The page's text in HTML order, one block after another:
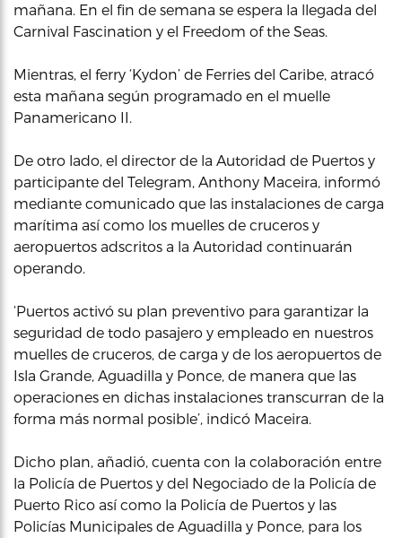
mañana. En el fin de semana se espera la llegada del
Carnival Fascination y el Freedom of the Seas.
Mientras, el ferry ‘Kydon’ de Ferries del Caribe, atracó
esta mañana según programado en el muelle
Panamericano II.
De otro lado, el director de la Autoridad de Puertos y
participante del Telegram, Anthony Maceira, informó
mediante comunicado que las instalaciones de carga
marítima así como los muelles de cruceros y
aeropuertos adscritos a la Autoridad continuarán
operando.
‘Puertos activó su plan preventivo para garantizar la
seguridad de todo pasajero y empleado en nuestros
muelles de cruceros, de carga y de los aeropuertos de
Isla Grande, Aguadilla y Ponce, de manera que las
operaciones en dichas instalaciones transcurran de la
forma más normal posible’, indicó Maceira.
Dicho plan, añadió, cuenta con la colaboración entre
la Policía de Puertos y del Negociado de la Policía de
Puerto Rico así como la Policía de Puertos y las
Policías Municipales de Aguadilla y Ponce, para los